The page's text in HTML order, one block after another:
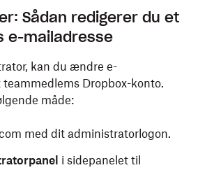
Sådan redigerer du et
e-mailadresse
kan du ændre e-
Dropbox-konto.
måde:
med dit administratorlogon.
i sidepanelet til